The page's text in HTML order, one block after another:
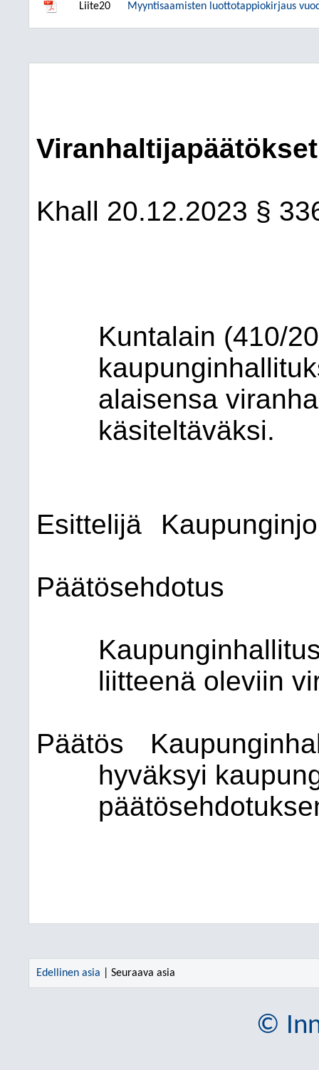
Liite20 Myyntisaamisten luottotappiokirjaus
Viranhaltijapäätökset
Khall 20.12.2023 §
Kuntalain (410/
alaisensa
käsiteltäväksi.
Esittelijä
Päätösehdotus
liitteenä oleviin
Päätös
hyväksyi
Edellinen asia | Seuraava asia
©